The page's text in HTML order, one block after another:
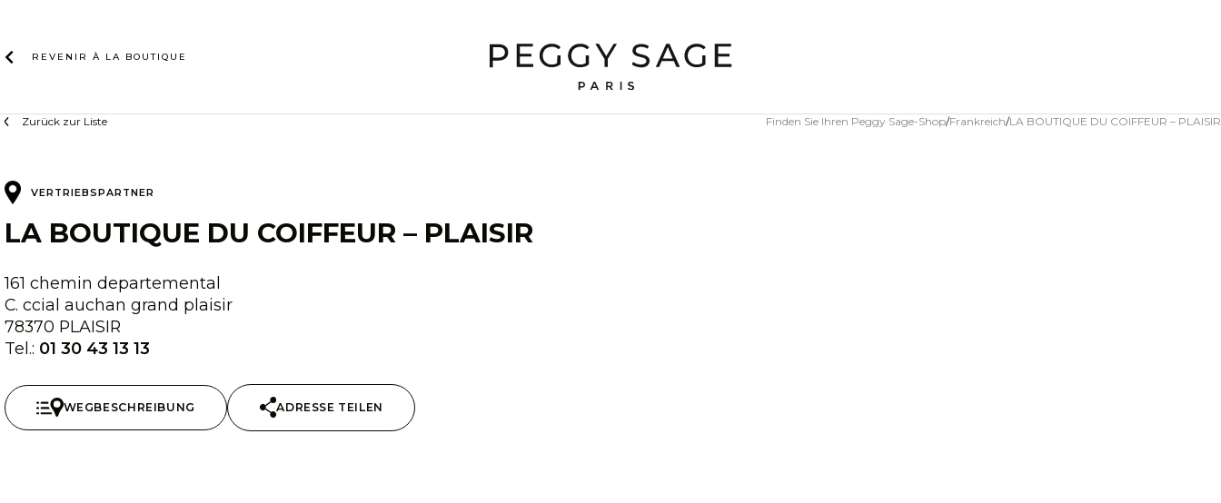
REVENIR À LA BOUTIQUE
Zurück zur Liste Finden Sie Ihren Peggy Sage-Shop Frankreich LA BOUTIQUE DU COIFFEUR – PLAISIR
VERTRIEBSPARTNER
LA BOUTIQUE DU COIFFEUR – PLAISIR
161 chemin departemental
C. ccial auchan grand plaisir
78370 PLAISIR
Tel.: 01 30 43 13 13
WEGBESCHREIBUNG ADRESSE TEILEN